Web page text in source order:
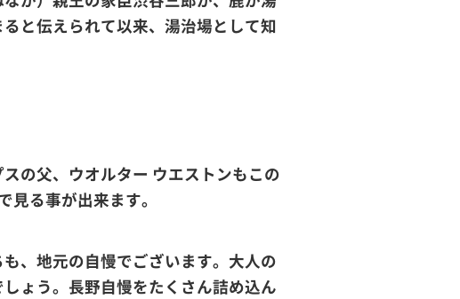
と伝えられて以来、湯治場として知
の父、ウオルター ウエストンもこの
る事が出来ます。
、地元の自慢でございます。大人の
ょう。長野自慢をたくさん詰め込ん